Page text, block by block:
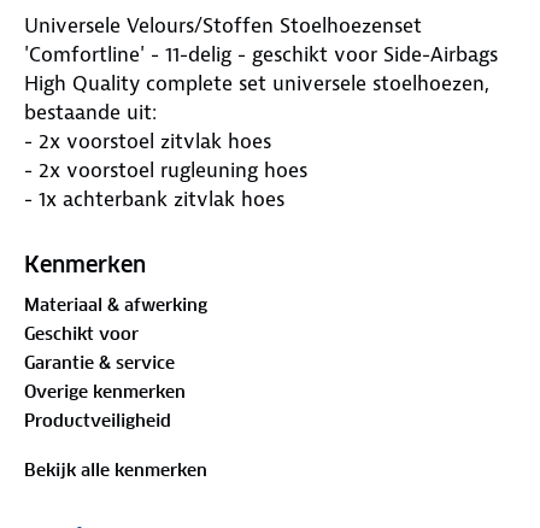
Universele Velours/Stoffen Stoelhoezenset
'Comfortline' - 11-delig - geschikt voor Side-Airbags
High Quality complete set universele stoelhoezen,
bestaande uit:
- 2x voorstoel zitvlak hoes
- 2x voorstoel rugleuning hoes
- 1x achterbank zitvlak hoes
- 5x hoofdsteunhoes
maken het in delen neerklappen van de achterbank
mogelijk, maar biedt ook de mogelijkheid de (mits
aanwezige) middenarmsteun te gebruiken
Specificaties:
- X-Type Velours (Suède) + textiel/stof
Kenmerken
Materiaal & afwerking
Geschikt voor
Garantie & service
Overige kenmerken
Productveiligheid
Bekijk alle kenmerken